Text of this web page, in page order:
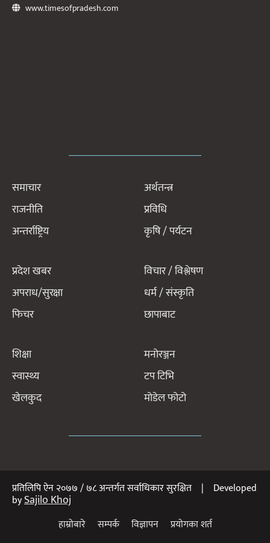
www.timesofpradesh.com
समाचार
राजनीति
अन्तर्राष्ट्रिय
अर्थतन्त्र
प्रविधि
कृषि / पर्यटन
प्रदेश खबर
अपराध/सुरक्षा
फिचर
विचार / विश्लेषण
धर्म / संस्कृति
छापाबाट
शिक्षा
स्वास्थ्य
खेलकुद
मनोरञ्जन
टप टिभि
मोडेल फोटो
प्रतिलिपि ऐन २०७७ / ७८ अन्तर्गत सर्वाधिकार सुरक्षित | Developed
bySajilo Khoj
हाम्रोबारे सम्पर्क विज्ञापन प्रयोगका शर्त